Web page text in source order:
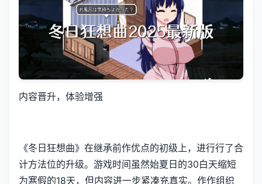
内容晋升，体验增强
《冬日狂想曲》在继承前作优点的初级上，进行行了合
计方法位的升级。游戏时间虽然始夏日的30白天缩短
为寒假的18天，但内容进一步紧凑充真实。作作组织